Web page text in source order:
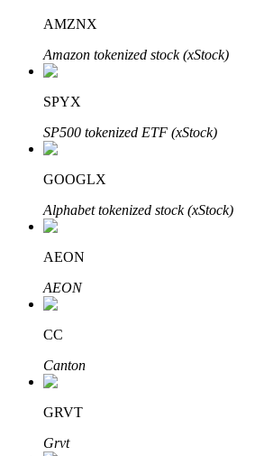
Investimento Automático
Aprenda a apostar
Aprenda como ganhar renda passiva
Bitrue
AMZNX
Amazon tokenized stock (xStock)
SPYX
SP500 tokenized ETF (xStock)
GOOGLX
Alphabet tokenized stock (xStock)
AEON
AEON
CC
Canton
GRVT
Grvt